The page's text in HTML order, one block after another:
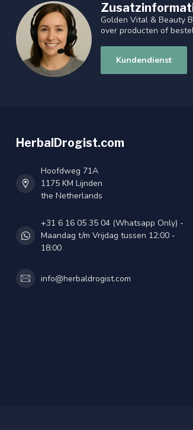
Golden Vital & Beauty
over producten of
Kundendienst
HerbalDrogist.com
Hoofdweg 71A
1175 KM Lijnden
the Netherlands
+31 6 16 05 35 04 (Whatsapp Only) -
Maandag t/m Vrijdag tussen 12:00 -
18:00
info@herbaldrogist.com